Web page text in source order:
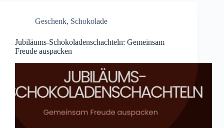
Geschenk, Schokolade
Jubiläums-Schokoladenschachteln: Gemeinsam
Freude auspacken